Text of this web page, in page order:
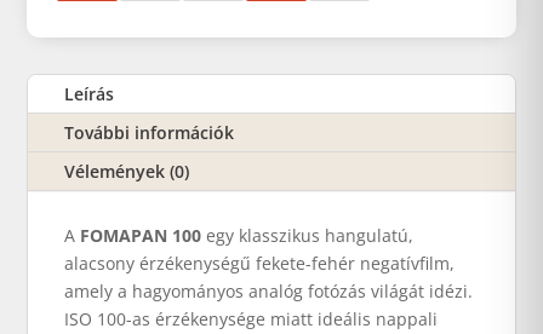
Leírás
További információk
Vélemények (0)
A FOMAPAN 100 egy klasszikus hangulatú,
alacsony érzékenységű fekete-fehér negatívfilm,
amely a hagyományos analóg fotózás világát idézi.
ISO 100-as érzékenysége miatt ideális nappali